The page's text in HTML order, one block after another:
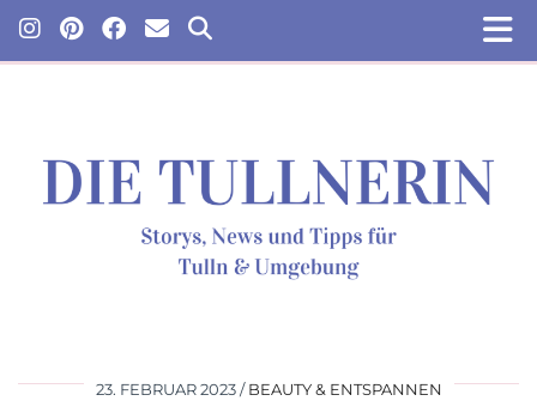
23. FEBRUAR 2023 BEAUTY & ENTSPANNEN